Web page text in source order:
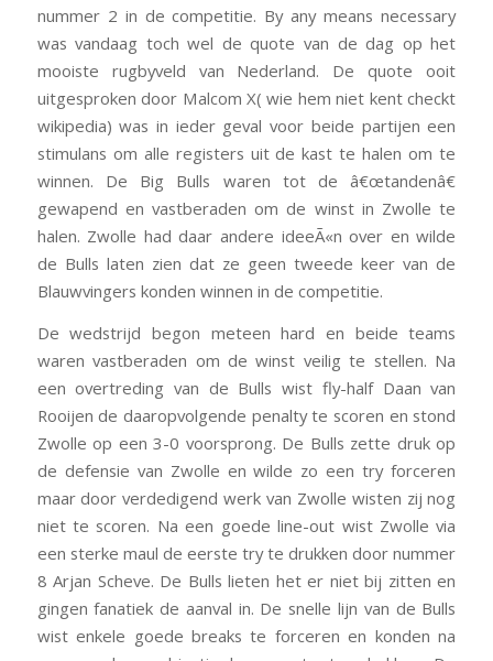
nummer 2 in de competitie. By any means necessary
was vandaag toch wel de quote van de dag op het
mooiste rugbyveld van Nederland. De quote ooit
uitgesproken door Malcom X( wie hem niet kent checkt
wikipedia) was in ieder geval voor beide partijen een
stimulans om alle registers uit de kast te halen om te
winnen. De Big Bulls waren tot de â€œtandenâ€
gewapend en vastberaden om de winst in Zwolle te
halen. Zwolle had daar andere ideeÃ«n over en wilde
de Bulls laten zien dat ze geen tweede keer van de
Blauwvingers konden winnen in de competitie.
De wedstrijd begon meteen hard en beide teams
waren vastberaden om de winst veilig te stellen. Na
een overtreding van de Bulls wist fly-half Daan van
Rooijen de daaropvolgende penalty te scoren en stond
Zwolle op een 3-0 voorsprong. De Bulls zette druk op
de defensie van Zwolle en wilde zo een try forceren
maar door verdedigend werk van Zwolle wisten zij nog
niet te scoren. Na een goede line-out wist Zwolle via
een sterke maul de eerste try te drukken door nummer
8 Arjan Scheve. De Bulls lieten het er niet bij zitten en
gingen fanatiek de aanval in. De snelle lijn van de Bulls
wist enkele goede breaks te forceren en konden na